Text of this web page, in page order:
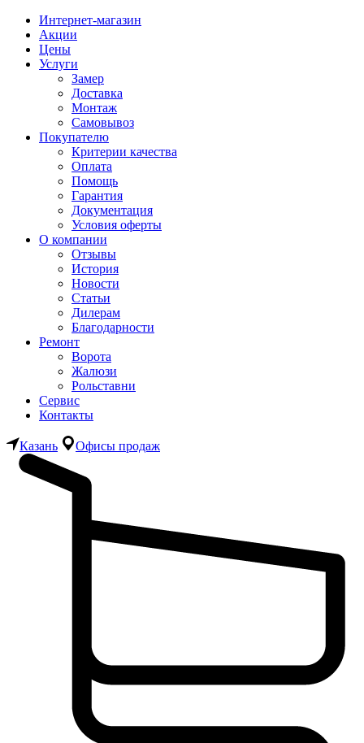
Интернет-магазин
Акции
Цены
Услуги
Замер
Доставка
Монтаж
Самовывоз
Покупателю
Критерии качества
Оплата
Помощь
Гарантия
Документация
Условия оферты
О компании
Отзывы
История
Новости
Статьи
Дилерам
Благодарности
Ремонт
Ворота
Жалюзи
Рольставни
Сервис
Контакты
Казань Офисы продаж